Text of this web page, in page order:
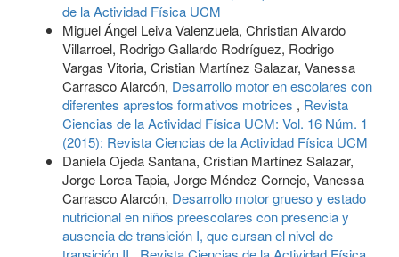
de la Actividad Física UCM
Miguel Ángel Leiva Valenzuela, Christian Alvardo
Villarroel, Rodrigo Gallardo Rodríguez, Rodrigo
Vargas Vitoria, Cristian Martínez Salazar, Vanessa
Carrasco Alarcón, Desarrollo motor en escolares con
diferentes aprestos formativos motrices , Revista
Ciencias de la Actividad Física UCM: Vol. 16 Núm. 1
(2015): Revista Ciencias de la Actividad Física UCM
Daniela Ojeda Santana, Cristian Martínez Salazar,
Jorge Lorca Tapia, Jorge Méndez Cornejo, Vanessa
Carrasco Alarcón, Desarrollo motor grueso y estado
nutricional en niños preescolares con presencia y
ausencia de transición I, que cursan el nivel de